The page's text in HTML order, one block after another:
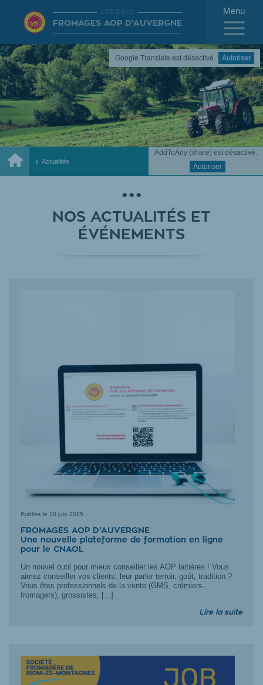
Google Translate est désactivé. Autoriser
Menu
LES CINQ
FROMAGES AOP D'AUVERGNE
Accueil
Actualités
AddToAny (share) est désactivé.
Autoriser
NOS ACTUALITÉS ET
ÉVÉNEMENTS
Publiée le 10 juin 2025
FROMAGES AOP D'AUVERGNE
Une nouvelle plateforme de formation en ligne
pour le CNAOL
Un nouvel outil pour mieux conseiller les AOP laitières ! Vous
aimez conseiller vos clients, leur parler terroir, goût, tradition ?
Vous êtes professionnels de la vente (GMS, crémiers-
fromagers), grossistes, [...]
Lire la suite